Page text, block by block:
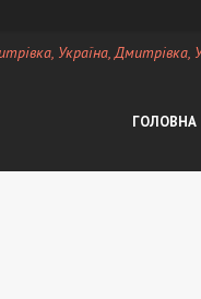
Україна, Дмитрiвка,
ГОЛОВНА